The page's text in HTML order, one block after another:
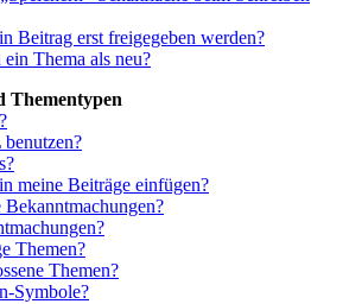
Beitrag erst freigegeben werden?
Thema als neu?
Thementypen
meine Beiträge einfügen?
Themen?
Themen?
Symbole?